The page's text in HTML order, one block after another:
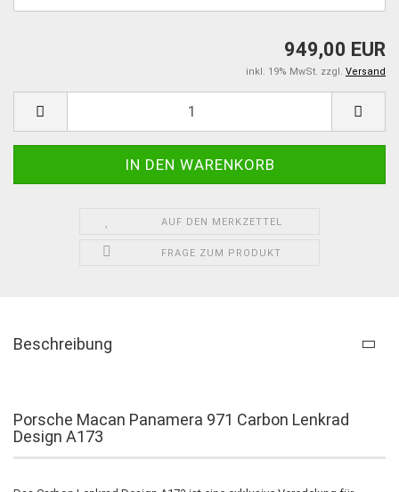
949,00 EUR
inkl. 19% MwSt. zzgl. Versand
AUF DEN MERKZETTEL
FRAGE ZUM PRODUKT
Beschreibung
Porsche Macan Panamera 971 Carbon Lenkrad
Design A173